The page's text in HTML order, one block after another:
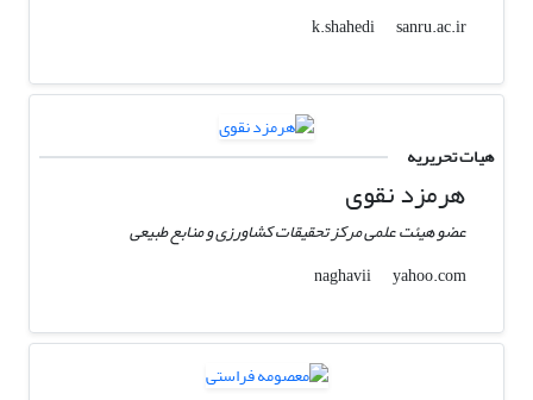
k.shahedi
sanru.ac.ir
هیات تحریریه
هرمزد نقوی
عضو هیئت علمی مرکز تحقیقات کشاورزی و منابع طبیعی
naghavii
yahoo.com